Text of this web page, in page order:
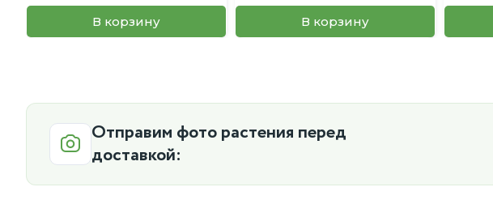
В корзину В корзину
Отправим фото растения перед
доставкой: